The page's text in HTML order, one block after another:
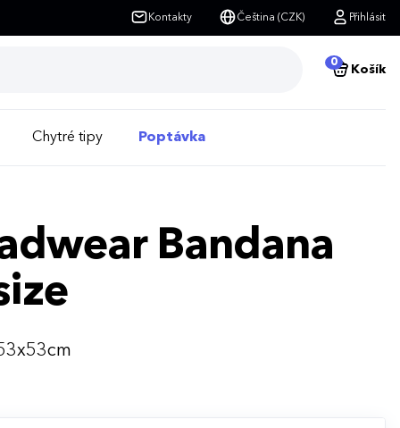
Kontakty Čeština (CZK) Přihlásit
0
Košík
Chytré tipy Poptávka
Bandana